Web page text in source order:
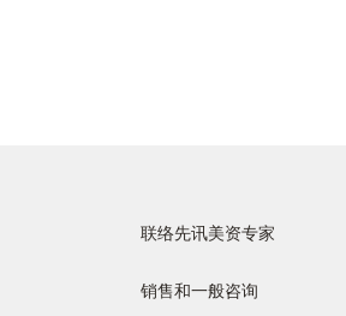
联络先讯美资专家
销售和一般咨询